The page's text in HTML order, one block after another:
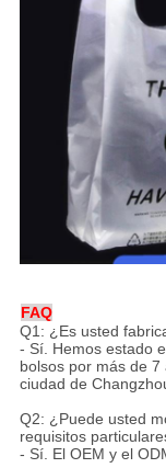
FAQ
Q1: ¿Es usted
- Sí. Hemos estado
bolsos por más de
ciudad de
Q2: ¿Puede usted
requisitos
- Sí. El OEM y el